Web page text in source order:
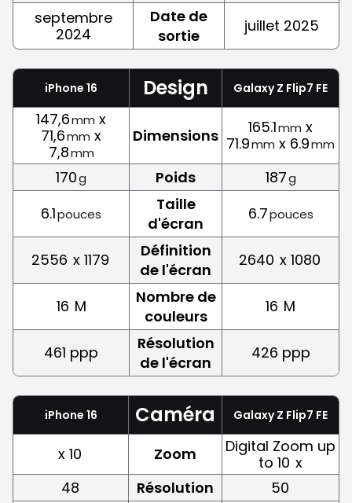
septembre
2024
Date de
sortie
juillet 2025
iPhone 16 Design Galaxy Z Flip7 FE
147,6mm x
71,6mm x
7,8mm
Dimensions 165.1mm x
71.9mm x 6.9mm
170g Poids 187g
6.1pouces
Taille
d'écran
6.7pouces
2556 x 1179
Définition
de l'écran
2640 x 1080
16 M
Nombre de
couleurs
16 M
461 ppp
Résolution
de l'écran
426 ppp
iPhone 16 Caméra Galaxy Z Flip7 FE
x 10 Zoom
Digital Zoom up
to 10 x
48
Résolution
50